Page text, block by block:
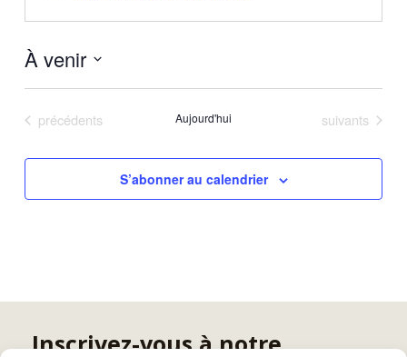
À venir
date.Évènements
précédents Aujourd'hui Évènements
suivants
S’abonner au calendrier
Inscrivez-vous à notre